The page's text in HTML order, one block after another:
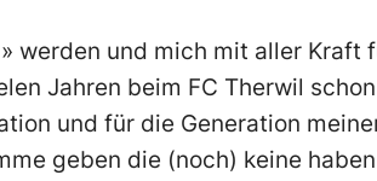
werden und mich mit aller Kraft
Jahren beim FC Therwil
und für die Generation
geben die (noch) keine haben